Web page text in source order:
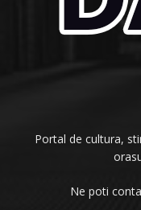
Portal de cultura,
Ne poti